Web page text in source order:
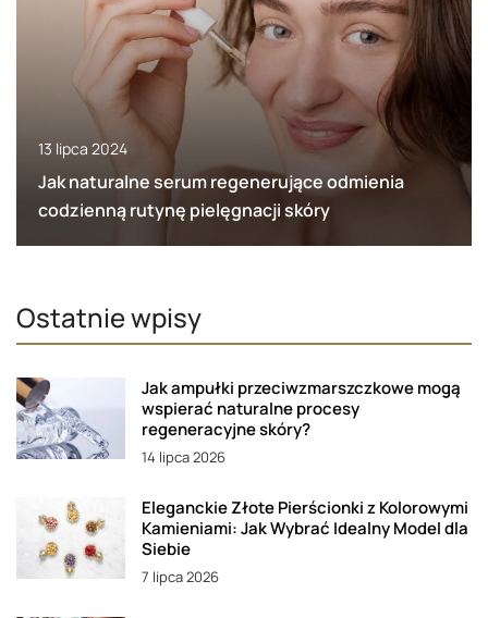
13 lipca 2024
Jak naturalne serum regenerujące odmienia
codzienną rutynę pielęgnacji skóry
Ostatnie wpisy
Jak ampułki przeciwzmarszczkowe mogą
wspierać naturalne procesy
regeneracyjne skóry?
14 lipca 2026
Eleganckie Złote Pierścionki z Kolorowymi
Kamieniami: Jak Wybrać Idealny Model dla
Siebie
7 lipca 2026